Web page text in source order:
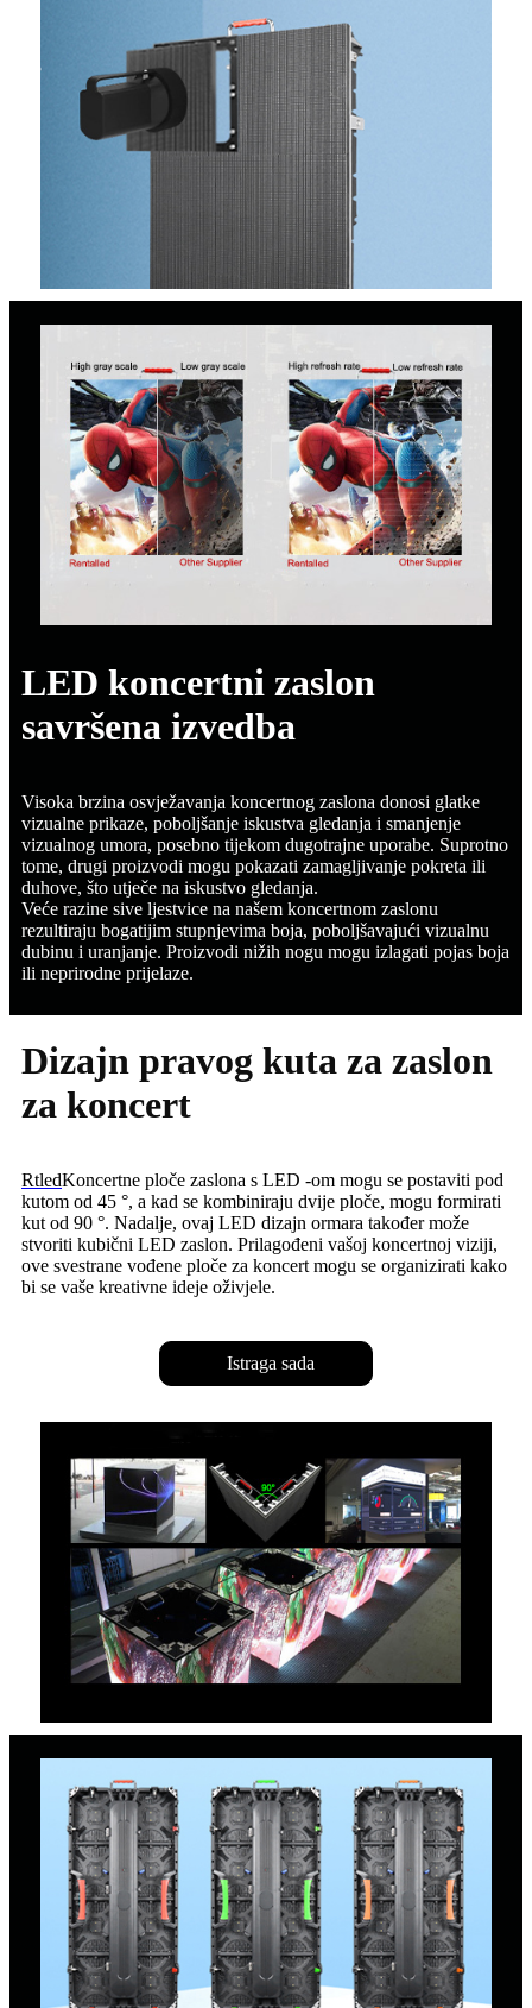
LED koncertni zaslon
savršena izvedba
Visoka brzina osvježavanja koncertnog zaslona donosi glatke
vizualne prikaze, poboljšanje iskustva gledanja i smanjenje
vizualnog umora, posebno tijekom dugotrajne uporabe. Suprotno
tome, drugi proizvodi mogu pokazati zamagljivanje pokreta ili
duhove, što utječe na iskustvo gledanja.
Veće razine sive ljestvice na našem koncertnom zaslonu
rezultiraju bogatijim stupnjevima boja, poboljšavajući vizualnu
dubinu i uranjanje. Proizvodi nižih nogu mogu izlagati pojas boja
ili neprirodne prijelaze.
Dizajn pravog kuta za zaslon
za koncert
RtledKoncertne ploče zaslona s LED -om mogu se postaviti pod
kutom od 45 °, a kad se kombiniraju dvije ploče, mogu formirati
kut od 90 °. Nadalje, ovaj LED dizajn ormara također može
stvoriti kubični LED zaslon. Prilagođeni vašoj koncertnoj viziji,
ove svestrane vođene ploče za koncert mogu se organizirati kako
bi se vaše kreativne ideje oživjele.
Istraga sada